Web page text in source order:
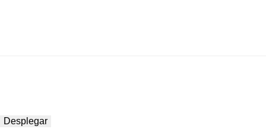
Desplegar